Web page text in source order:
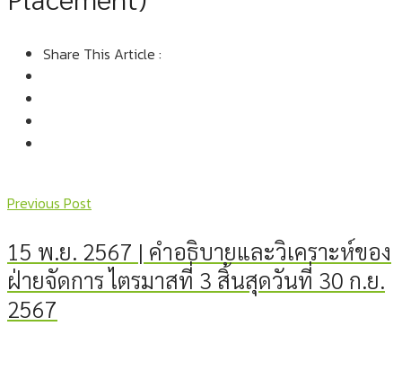
Share This Article :
Previous Post
15 พ.ย. 2567 | คำอธิบายและวิเคราะห์ของ
ฝ่ายจัดการ ไตรมาสที่ 3 สิ้นสุดวันที่ 30 ก.ย.
2567